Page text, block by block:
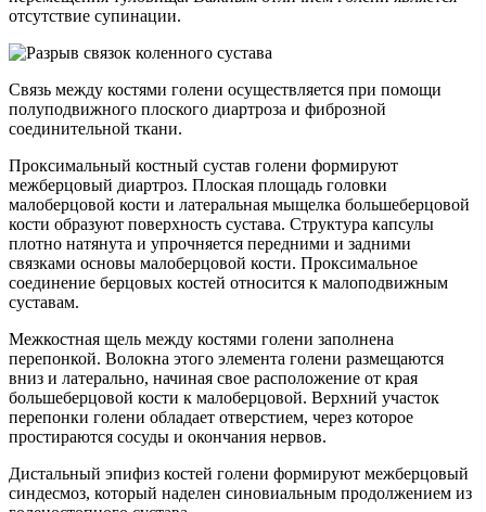
отсутствие супинации.
Связь между костями голени осуществляется при помощи
полуподвижного плоского диартроза и фиброзной
соединительной ткани.
Проксимальный костный сустав голени формируют
межберцовый диартроз. Плоская площадь головки
малоберцовой кости и латеральная мыщелка большеберцовой
кости образуют поверхность сустава. Структура капсулы
плотно натянута и упрочняется передними и задними
связками основы малоберцовой кости. Проксимальное
соединение берцовых костей относится к малоподвижным
суставам.
Межкостная щель между костями голени заполнена
перепонкой. Волокна этого элемента голени размещаются
вниз и латерально, начиная свое расположение от края
большеберцовой кости к малоберцовой. Верхний участок
перепонки голени обладает отверстием, через которое
простираются сосуды и окончания нервов.
Дистальный эпифиз костей голени формируют межберцовый
синдесмоз, который наделен синовиальным продолжением из